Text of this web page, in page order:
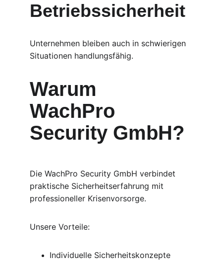
Betriebssicherheit
Unternehmen bleiben auch in schwierigen
Situationen handlungsfähig.
Warum
WachPro
Security GmbH?
Die WachPro Security GmbH verbindet
praktische Sicherheitserfahrung mit
professioneller Krisenvorsorge.
Unsere Vorteile:
Individuelle Sicherheitskonzepte